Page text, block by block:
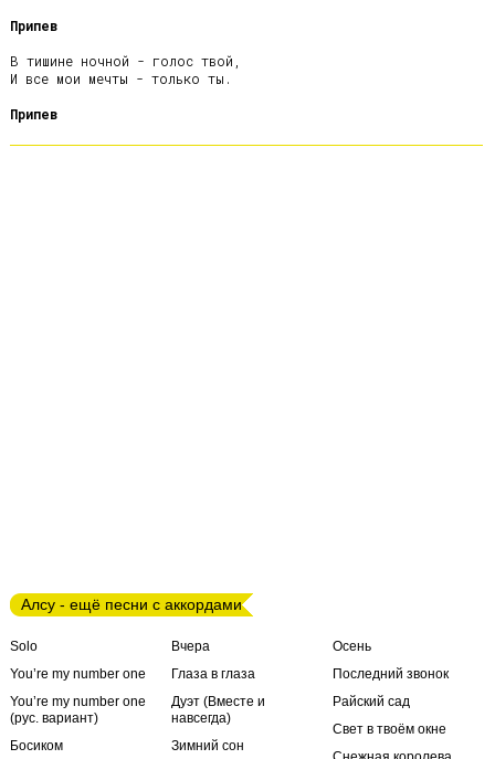
Припев
В тишине ночной - голос твой,
И все мои мечты - только ты.
Припев
Алсу - ещё песни с аккордами
Solo
You’re my number one
You’re my number one
(рус. вариант)
Босиком
Вчера
Глаза в глаза
Дуэт (Вместе и
навсегда)
Зимний сон
Осень
Последний звонок
Райский сад
Свет в твоём окне